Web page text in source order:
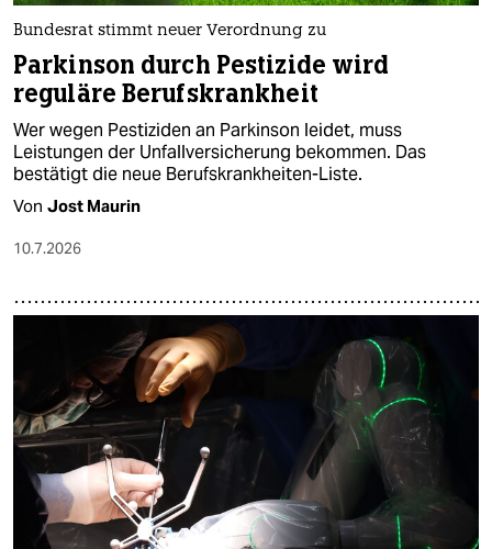
Bundesrat stimmt neuer Verordnung zu
Parkinson durch Pestizide wird
reguläre Berufskrankheit
Wer wegen Pestiziden an Parkinson leidet, muss
Leistungen der Unfallversicherung bekommen. Das
bestätigt die neue Berufskrankheiten-Liste.
Von Jost Maurin
10.7.2026